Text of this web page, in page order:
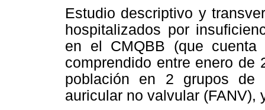
Estudio descriptivo y
hospitalizados por
en el CMQBB (que
comprendido entre enero de
población en 2 grupos de
auricular no valvular (FANV),